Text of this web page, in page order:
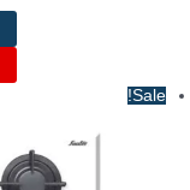
Sale!